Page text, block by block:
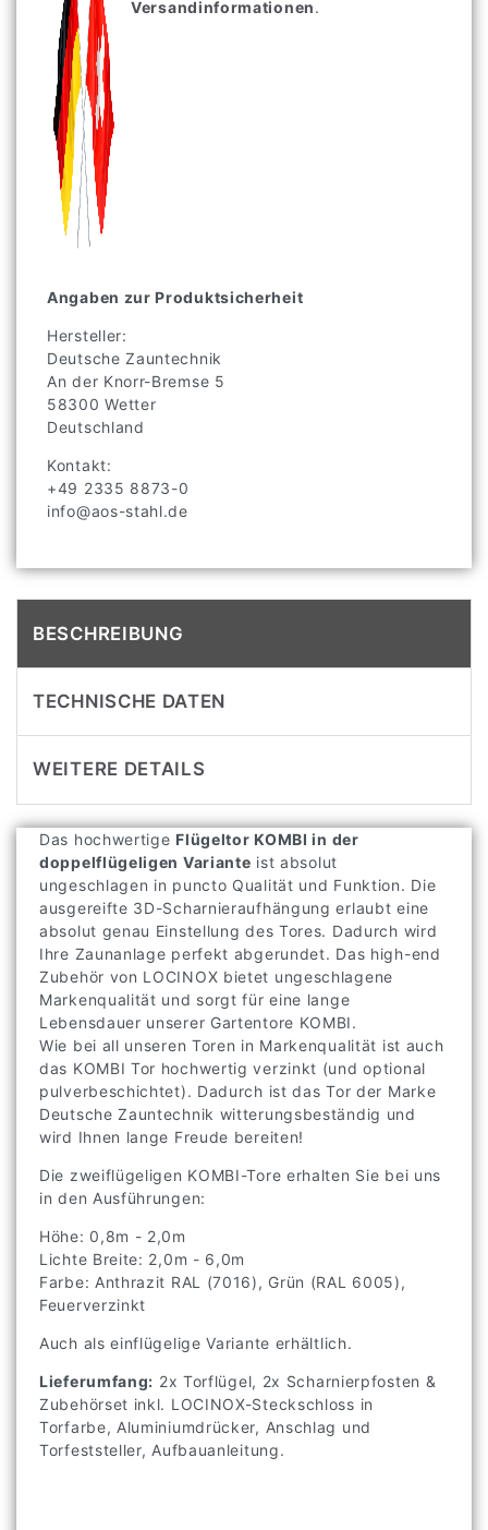
Versandinformationen.
Angaben zur Produktsicherheit
Hersteller:
Deutsche Zauntechnik
An der Knorr-Bremse 5
58300 Wetter
Deutschland
Kontakt:
+49 2335 8873-0
info@aos-stahl.de
BESCHREIBUNG
TECHNISCHE DATEN
WEITERE DETAILS
Das hochwertige Flügeltor KOMBI in der
doppelflügeligen Variante ist absolut
ungeschlagen in puncto Qualität und Funktion. Die
ausgereifte 3D-Scharnieraufhängung erlaubt eine
absolut genau Einstellung des Tores. Dadurch wird
Ihre Zaunanlage perfekt abgerundet. Das high-end
Zubehör von LOCINOX bietet ungeschlagene
Markenqualität und sorgt für eine lange
Lebensdauer unserer Gartentore KOMBI.
Wie bei all unseren Toren in Markenqualität ist auch
das KOMBI Tor hochwertig verzinkt (und optional
pulverbeschichtet). Dadurch ist das Tor der Marke
Deutsche Zauntechnik witterungsbeständig und
wird Ihnen lange Freude bereiten!
Die zweiflügeligen KOMBI-Tore erhalten Sie bei uns
in den Ausführungen:
Höhe: 0,8m - 2,0m
Lichte Breite: 2,0m - 6,0m
Farbe: Anthrazit RAL (7016), Grün (RAL 6005),
Feuerverzinkt
Auch als einflügelige Variante erhältlich.
Lieferumfang: 2x Torflügel, 2x Scharnierpfosten &
Zubehörset inkl. LOCINOX-Steckschloss in
Torfarbe, Aluminiumdrücker, Anschlag und
Torfeststeller, Aufbauanleitung.